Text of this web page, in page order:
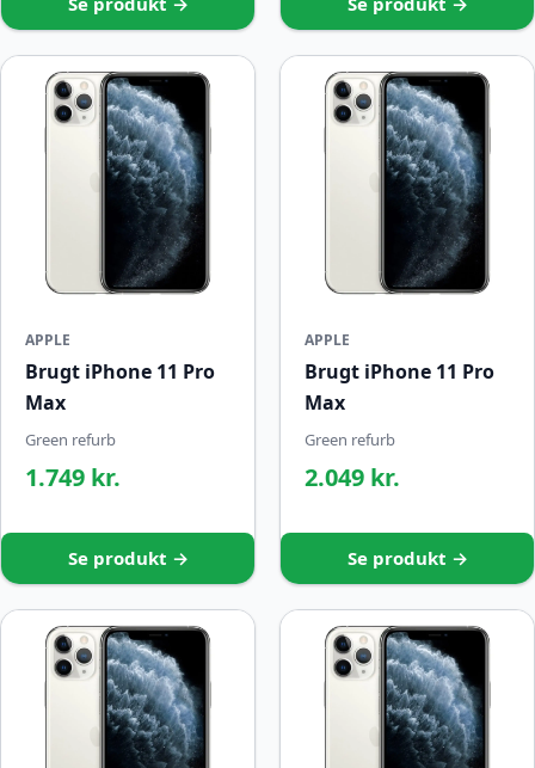
APPLE
Brugt iPhone 11 Pro
Max
Green refurb
1.749 kr.
Se produkt →
APPLE
Brugt iPhone 11 Pro
Max
Green refurb
2.049 kr.
Se produkt →